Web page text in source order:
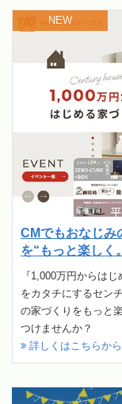
CMでもおなじみ
を“もっと楽しく
『1,000万円からは
をカタチにするセン
の家づくりをもっと
つけませんか？
詳しくはこちらから
NEW